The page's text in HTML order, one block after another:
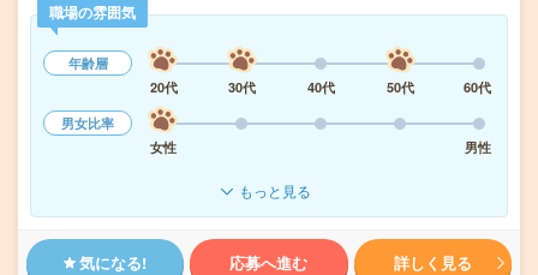
職場の雰囲気
年齢層
20代
30代 40代 50代
60代
男女比率
女性
男性
もっと見る
気になる! 応募へ進む 詳しく見る